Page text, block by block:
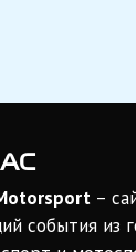
–
события из